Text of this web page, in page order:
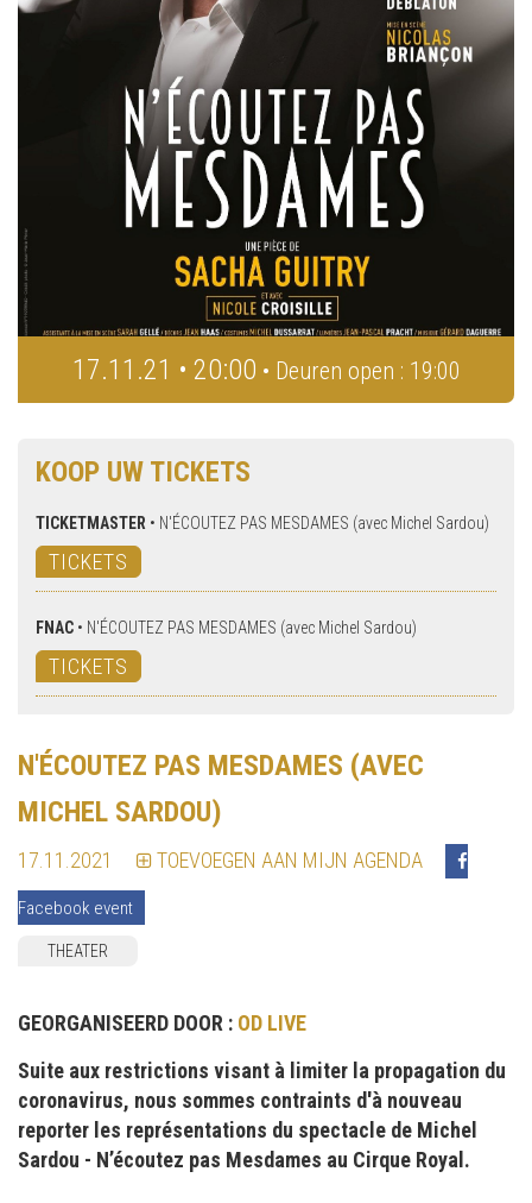
17.11.21 • 20:00 • Deuren open : 19:00
KOOP UW TICKETS
TICKETMASTER • N'ÉCOUTEZ PAS MESDAMES (avec Michel Sardou)
TICKETS
FNAC • N'ÉCOUTEZ PAS MESDAMES (avec Michel Sardou)
TICKETS
N'ÉCOUTEZ PAS MESDAMES (AVEC
MICHEL SARDOU)
17.11.2021 TOEVOEGEN AAN MIJN AGENDA
Facebook event
THEATER
GEORGANISEERD DOOR : OD LIVE
Suite aux restrictions visant à limiter la propagation du
coronavirus, nous sommes contraints d'à nouveau
reporter les représentations du spectacle de Michel
Sardou - N’écoutez pas Mesdames au Cirque Royal.